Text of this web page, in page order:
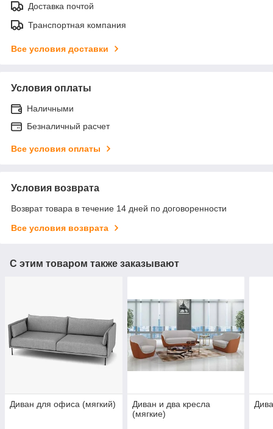
Доставка почтой
Транспортная компания
Все условия доставки
Условия оплаты
Наличными
Безналичный расчет
Все условия оплаты
Условия возврата
Возврат товара в течение 14 дней по договоренности
Все условия возврата
С этим товаром также заказывают
Диван для офиса (мягкий)
Диван и два кресла
(мягкие)